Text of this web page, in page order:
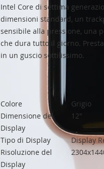
Intel Core di settima
dimensioni standard, un
sensibile alla pressione, una
che dura tutto il giorno.
in un guscio sottilissimo.
Colore
Grigio
Dimensione del
Display
12"
Tipo di Display
Display
Risoluzione del
Display